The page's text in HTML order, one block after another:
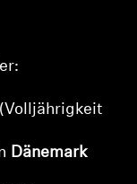
Dänemark